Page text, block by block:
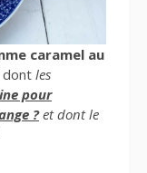
caramel au
dont les
pour
? et dont le